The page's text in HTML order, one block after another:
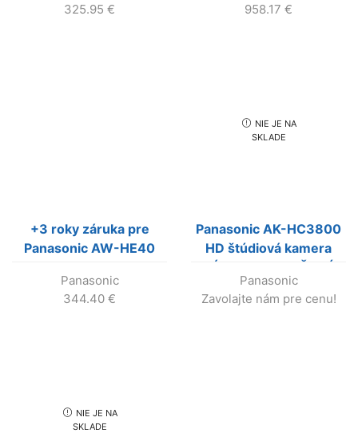
325.95 €
958.17 €
+3 roky záruka pre
Panasonic AW-HE40
Panasonic
344.40 €
NIE JE NA
SKLADE
Panasonic AK-HC3800
HD štúdiová kamera
Panasonic
Zavolajte nám pre cenu!
NIE JE NA
SKLADE